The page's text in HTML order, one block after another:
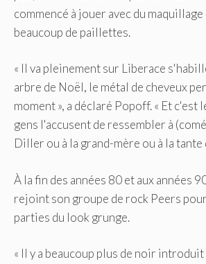
commencé à jouer avec du
beaucoup de paillettes.
« Il va pleinement sur Liberace
arbre de Noël, le métal de cheveux
moment », a déclaré Popoff. « Et c'est
gens l'accusent de ressembler à
Diller ou à la grand-mère ou à la tante
À la fin des années 80 et aux années
rejoint son groupe de rock Peers
parties du look grunge.
« Il y a beaucoup plus de noir